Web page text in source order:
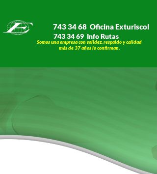
743 34 68 Oficina Exturiscol
Somos una empresa con solidez, respaldo y calidad
​​​​​​​más de 37 años lo confirman.
743 34 69 Info Rutas